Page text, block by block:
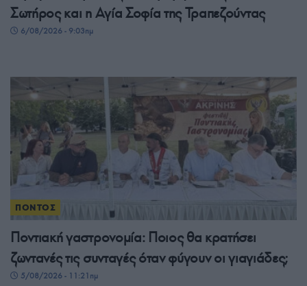
Σωτήρος και η Αγία Σοφία της Τραπεζούντας
6/08/2026 - 9:03πμ
ΠΟΝΤΟΣ
Ποντιακή γαστρονομία: Ποιος θα κρατήσει
ζωντανές τις συνταγές όταν φύγουν οι γιαγιάδες;
5/08/2026 - 11:21πμ